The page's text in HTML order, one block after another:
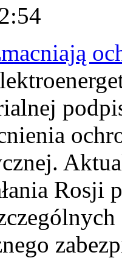
Rosji